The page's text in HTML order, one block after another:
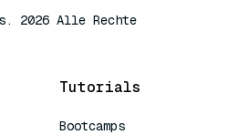
2026 Alle Rechte
Tutorials
Bootcamps